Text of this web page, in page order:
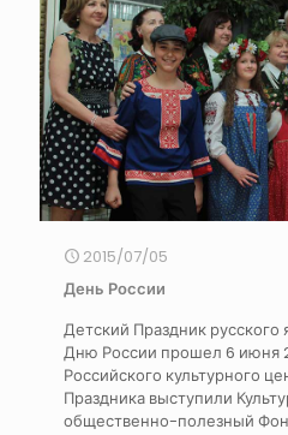
2015/07/05
День России
Детский Праздник
Дню России прошел 6 июня
Российского культурного
Праздника выступили
общественно-полезный